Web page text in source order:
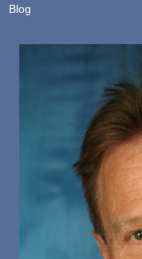
Blog